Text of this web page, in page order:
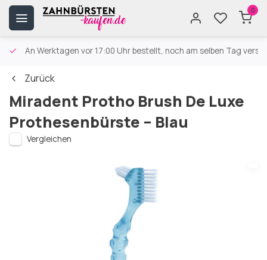
0
An Werktagen vor 17:00 Uhr bestellt, noch am selben Tag
Zurück
Miradent Protho Brush De Luxe
Prothesenbürste – Blau
Vergleichen